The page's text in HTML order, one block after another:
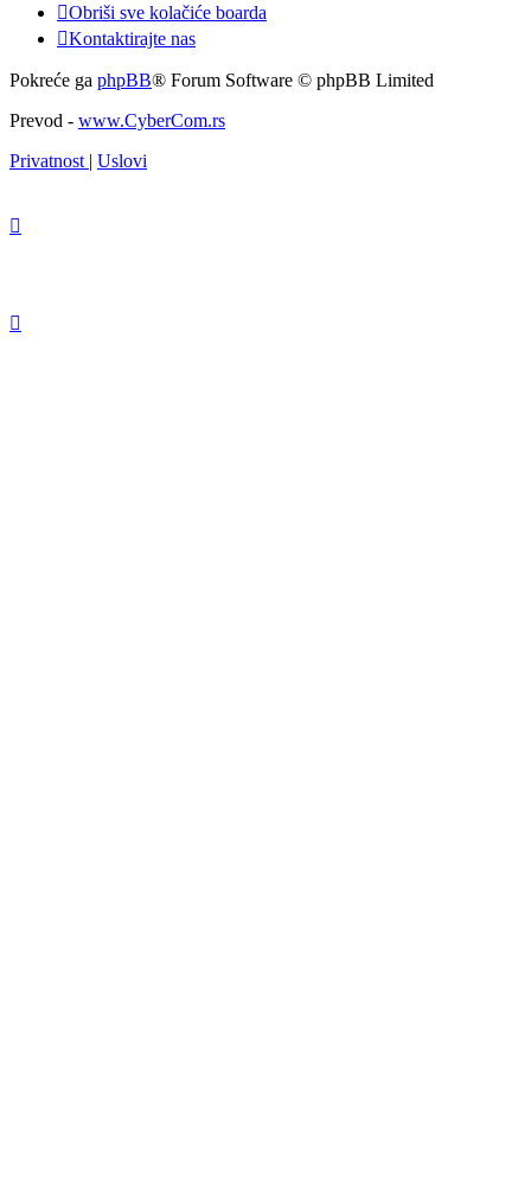
Obriši sve kolačiće boarda
Kontaktirajte nas
Pokreće ga phpBB® Forum Software © phpBB Limited
Prevod - www.CyberCom.rs
Privatnost
Uslovi